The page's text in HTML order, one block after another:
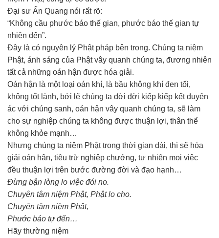
Đại sư Ấn Quang nói rất rõ:
“Không cầu phước báo thế gian, phước báo thế gian tự
nhiên đến”.
Đây là có nguyên lý Phật pháp bên trong. Chúng ta niệm
Phật, ánh sáng của Phật vây quanh chúng ta, đương nhiên
tất cả những oán hận được hóa giải.
Oán hận là một loại oán khí, là bầu không khí đen tối,
không tốt lành, bởi lẽ chúng ta đời đời kiếp kiếp kết duyên
ác với chúng sanh, oán hận vây quanh chúng ta, sẽ làm
cho sự nghiệp chúng ta không được thuận lợi, thân thể
không khỏe mạnh…
Nhưng chúng ta niệm Phật trong thời gian dài, thì sẽ hóa
giải oán hận, tiêu trừ nghiệp chướng, tự nhiên mọi việc
đều thuận lợi trên bước đường đời và đạo hạnh…
Đừng bận lòng lo việc đói no.
Chuyên tâm niệm Phật, Phật lo cho.
Chuyên tâm niệm Phật,
Phước báo tự đến…
Hãy thường niệm